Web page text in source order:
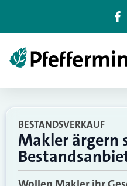
BESTANDSVERKAUF
Makler ärgern